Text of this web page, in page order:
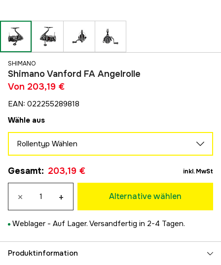
SHIMANO
Shimano Vanford FA Angelrolle
Von 203,19 €
EAN: 022255289818
Wähle aus
Rollentyp Wählen
203,19 €
Vorübergehend ausverkauft
C2000S HG
203,19 €
Vorübergehend ausverkauft
C2000 HG
203,19 €
2500
Gesamt: 203,19 € inkl. MwSt
× + Alternative wählen
Weblager - Auf Lager. Versandfertig in 2-4 Tagen.
Produktinformation